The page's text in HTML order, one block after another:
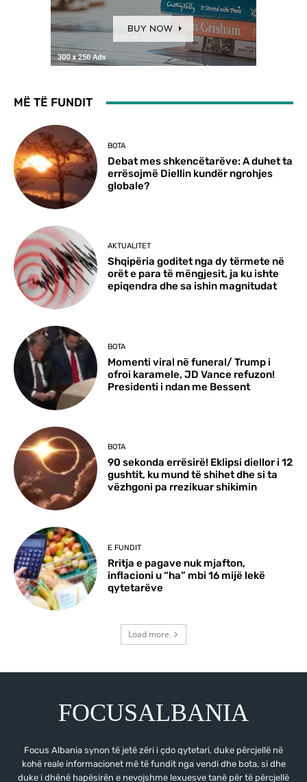
MË TË FUNDIT
BOTA
Debat mes shkencëtarëve: A duhet ta
errësojmë Diellin kundër ngrohjes
globale?
AKTUALITET
Shqipëria goditet nga dy tërmete në
orët e para të mëngjesit, ja ku ishte
epiqendra dhe sa ishin magnitudat
BOTA
Momenti viral në funeral/ Trump i
ofroi karamele, JD Vance refuzon!
Presidenti i ndan me Bessent
BOTA
90 sekonda errësirë! Eklipsi diellor i 12
gushtit, ku mund të shihet dhe si ta
vëzhgoni pa rrezikuar shikimin
E FUNDIT
Rritja e pagave nuk mjafton,
inflacioni u “ha” mbi 16 mijë lekë
qytetarëve
Load more
FOCUSALBANIA
Focus Albania synon të jetë zëri i çdo qytetari, duke përcjellë në
kohë reale informacionet më të fundit nga vendi dhe bota, si dhe
duke i dhënë hapësirën e nevojshme lexuesve tanë për të përcjellë